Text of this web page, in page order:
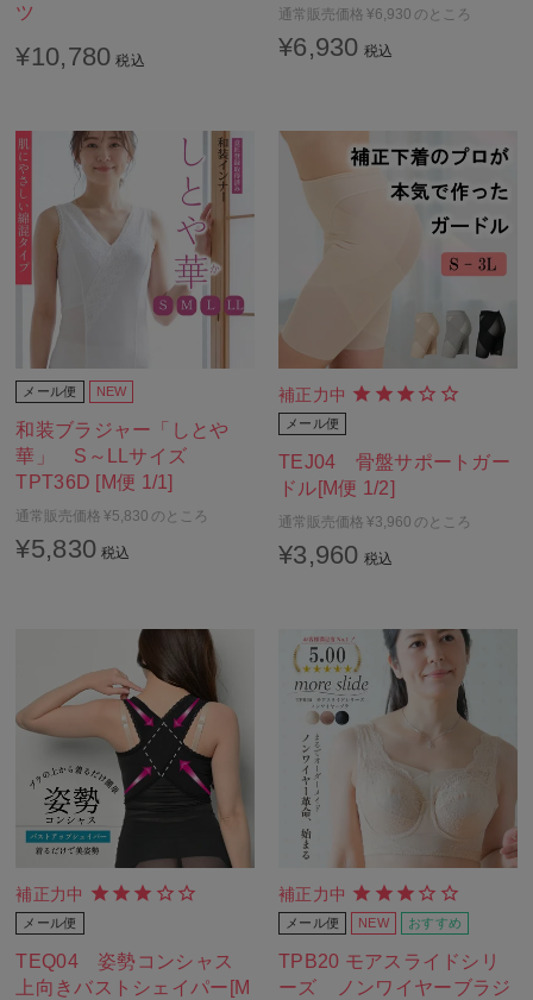
ツ
¥10,780 税込
通常販売価格 ¥6,930 のところ
¥6,930 税込
和装ブラジャー「しとや
華」 S～LLサイズ
TPT36D [M便 1/1]
メール便 NEW
通常販売価格 ¥5,830 のところ
¥5,830 税込
TEJ04 骨盤サポートガー
ドル[M便 1/2]
補正力中
メール便
通常販売価格 ¥3,960 のところ
¥3,960 税込
TEQ04 姿勢コンシャス
上向きバストシェイパー[M
補正力中
メール便
TPB20 モアスライドシリ
ーズ ノンワイヤーブラジ
補正力中
メール便 NEW おすすめ